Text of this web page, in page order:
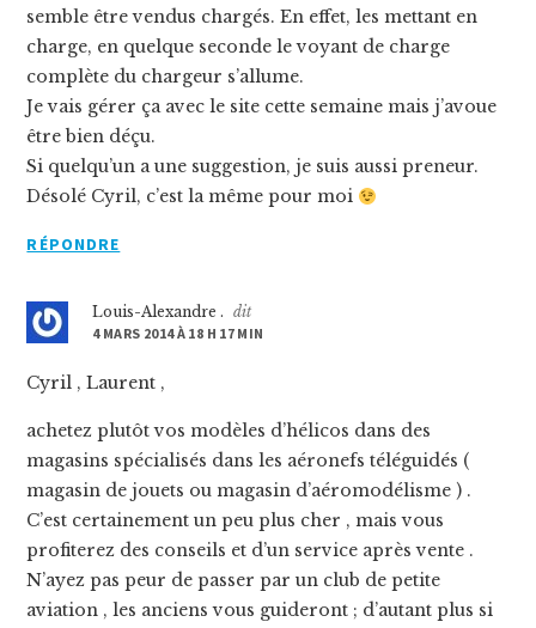
semble être vendus chargés. En effet, les mettant en
charge, en quelque seconde le voyant de charge
complète du chargeur s’allume.
Je vais gérer ça avec le site cette semaine mais j’avoue
être bien déçu.
Si quelqu’un a une suggestion, je suis aussi preneur.
Désolé Cyril, c’est la même pour moi
RÉPONDRE
Louis-Alexandre .
dit
4 MARS 2014 À 18 H 17 MIN
Cyril , Laurent ,
achetez plutôt vos modèles d’hélicos dans des
magasins spécialisés dans les aéronefs téléguidés (
magasin de jouets ou magasin d’aéromodélisme ) .
C’est certainement un peu plus cher , mais vous
profiterez des conseils et d’un service après vente .
N’ayez pas peur de passer par un club de petite
aviation , les anciens vous guideront ; d’autant plus si